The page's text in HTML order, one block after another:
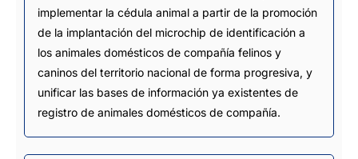
implementar la cédula animal a partir de la promoción
de la implantación del microchip de identificación a
los animales domésticos de compañía felinos y
caninos del territorio nacional de forma progresiva, y
unificar las bases de información ya existentes de
registro de animales domésticos de compañía.